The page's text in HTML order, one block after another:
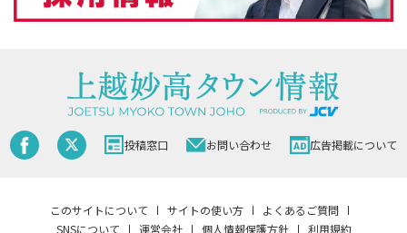
投稿窓口 お問い合わせ 広告掲載について
このサイトについて サイトの使い方
よくあるご質問
SNSについて
運営会社 個人情報保護方針 利用規約